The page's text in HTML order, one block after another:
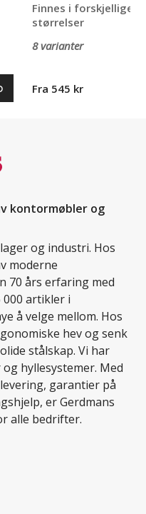
Finnes i forskjellige
størrelser
8 varianter
Fra 545 kr
kontormøbler og
og industri. Hos
moderne
70 års erfaring med
artikler i
å velge mellom. Hos
hev og senk
stålskap. Vi har
hyllesystemer. Med
garantier på
er Gerdmans
alle bedrifter.